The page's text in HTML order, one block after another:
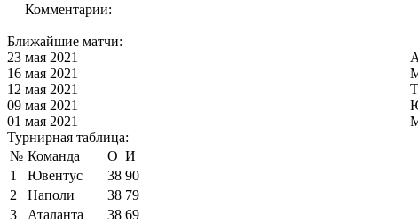
Комментарии:
Ближайшие матчи:
23 мая 2021
16 мая 2021
12 мая 2021
09 мая 2021
01 мая 2021
Турнирная таблица:
№ Команда О И
1
Ювентус 38 90
2
Наполи 38 79
3
Аталанта 38 69